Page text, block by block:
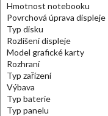
Hmotnost notebooku
Povrchová úprava displeje
Typ disku
Rozlišení displeje
Model grafické karty
Rozhraní
Typ zařízení
Výbava
Typ baterie
Typ panelu